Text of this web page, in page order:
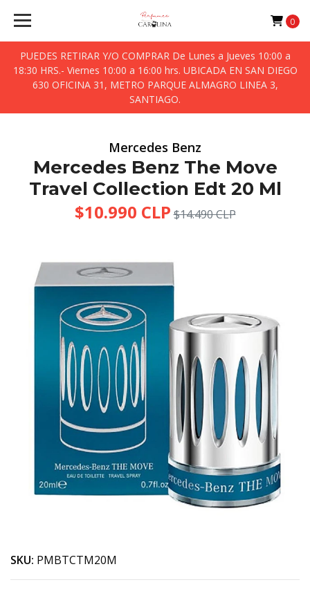
PUEDES RETIRAR Y/O COMPRAR De Lunes a Jueves 10:00 a
18:30 HRS.- Viernes 10:00 a 16:00 hrs. UBICADA EN SAN DIEGO
630 OFICINA 31, METRO PARQUE ALMAGRO LINEA 3,
SANTIAGO.
0
Mercedes Benz
Mercedes Benz The Move
Travel Collection Edt 20 Ml
$10.990 CLP $14.490 CLP
SKU: PMBTCTM20M